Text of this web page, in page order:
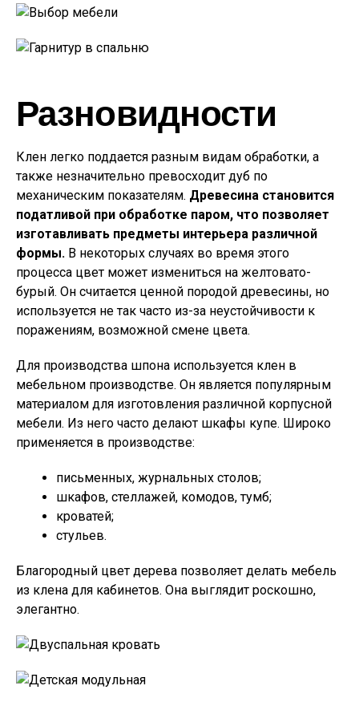
Разновидности
Клен легко поддается разным видам обработки, а
также незначительно превосходит дуб по
механическим показателям. Древесина становится
податливой при обработке паром, что позволяет
изготавливать предметы интерьера различной
формы. В некоторых случаях во время этого
процесса цвет может измениться на желтовато-
бурый. Он считается ценной породой древесины, но
используется не так часто из-за неустойчивости к
поражениям, возможной смене цвета.
Для производства шпона используется клен в
мебельном производстве. Он является популярным
материалом для изготовления различной корпусной
мебели. Из него часто делают шкафы купе. Широко
применяется в производстве:
письменных, журнальных столов;
шкафов, стеллажей, комодов, тумб;
кроватей;
стульев.
Благородный цвет дерева позволяет делать мебель
из клена для кабинетов. Она выглядит роскошно,
элегантно.